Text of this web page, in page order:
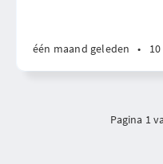
één maand geleden •
Pagina 1